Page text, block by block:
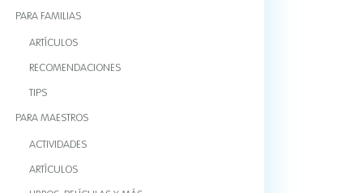
PARA FAMILIAS
ARTÍCULOS
RECOMENDACIONES
TIPS
PARA MAESTROS
ACTIVIDADES
ARTÍCULOS